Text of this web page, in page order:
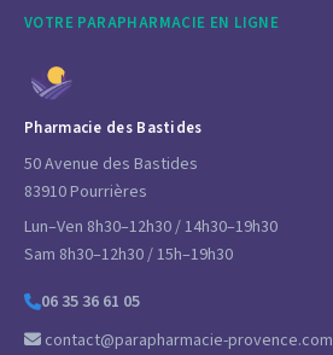
VOTRE PARAPHARMACIE EN LIGNE
Pharmacie des Bastides
50 Avenue des Bastides
83910 Pourrières
Lun–Ven 8h30–12h30 / 14h30–19h30
Sam 8h30–12h30 / 15h–19h30
06 35 36 61 05
contact@parapharmacie-provence.com